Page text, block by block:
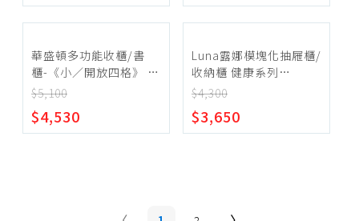
華盛頓多功能收櫃/書
櫃-《小／開放四格》 健
康系列【myhome8居家
$5,100
$4,530
Luna露娜模塊化抽屜櫃/
收納櫃 健康系列
【myhome8居家無限】
$4,300
$3,650